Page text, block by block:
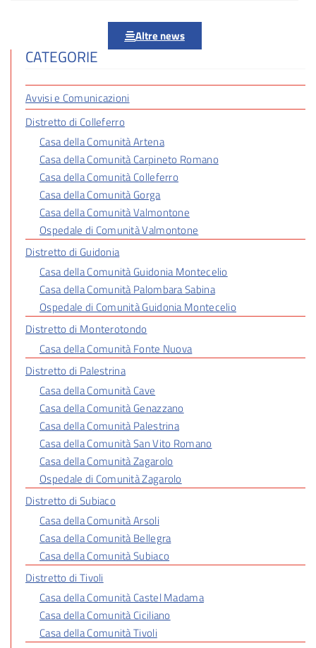
Altre news
CATEGORIE
Avvisi e Comunicazioni
Distretto di Colleferro
Casa della Comunità Artena
Casa della Comunità Carpineto Romano
Casa della Comunità Colleferro
Casa della Comunità Gorga
Casa della Comunità Valmontone
Ospedale di Comunità Valmontone
Distretto di Guidonia
Casa della Comunità Guidonia Montecelio
Casa della Comunità Palombara Sabina
Ospedale di Comunità Guidonia Montecelio
Distretto di Monterotondo
Casa della Comunità Fonte Nuova
Distretto di Palestrina
Casa della Comunità Cave
Casa della Comunità Genazzano
Casa della Comunità Palestrina
Casa della Comunità San Vito Romano
Casa della Comunità Zagarolo
Ospedale di Comunità Zagarolo
Distretto di Subiaco
Casa della Comunità Arsoli
Casa della Comunità Bellegra
Casa della Comunità Subiaco
Distretto di Tivoli
Casa della Comunità Castel Madama
Casa della Comunità Ciciliano
Casa della Comunità Tivoli